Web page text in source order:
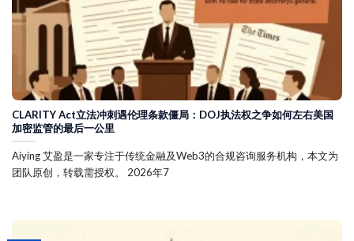
CLARITY Act立法冲刺遇伦理条款僵局：DOJ执法权之争如何左右美国
加密监管的最后一公里
Aiying 艾盈是一家专注于传统金融及Web3的合规咨询服务机构，本文为
团队原创，转载需授权。 2026年7